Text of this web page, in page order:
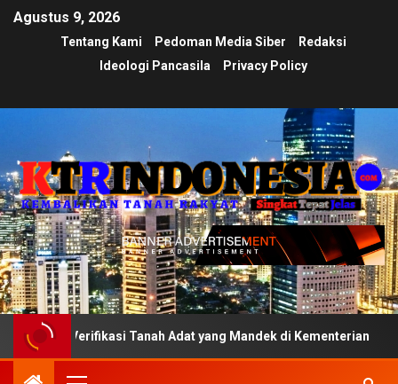
Agustus 9, 2026
Tentang Kami Pedoman Media Siber
Redaksi
Ideologi Pancasila
Privacy Policy
Tanah Adat yang Mandek di Kementerian